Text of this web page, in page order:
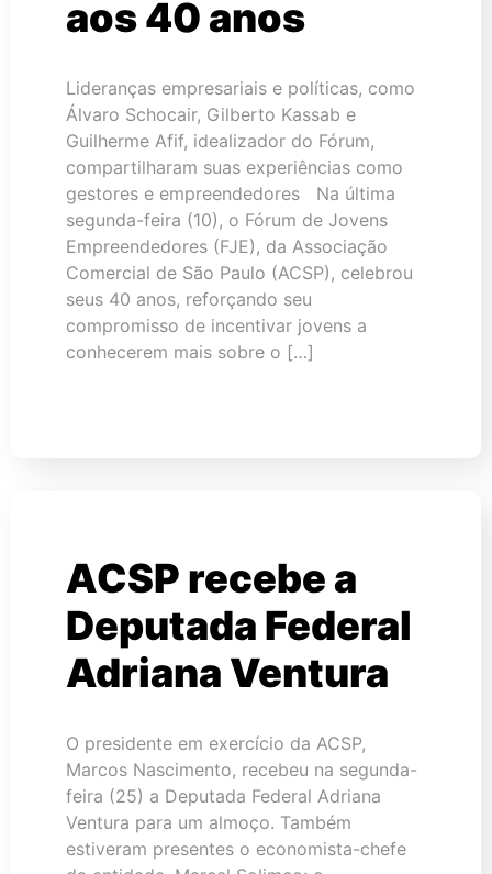
aos 40 anos
Lideranças empresariais e políticas, como
Álvaro Schocair, Gilberto Kassab e
Guilherme Afif, idealizador do Fórum,
compartilharam suas experiências como
gestores e empreendedores Na última
segunda-feira (10), o Fórum de Jovens
Empreendedores (FJE), da Associação
Comercial de São Paulo (ACSP), celebrou
seus 40 anos, reforçando seu
compromisso de incentivar jovens a
conhecerem mais sobre o […]
ACSP recebe a
Deputada Federal
Adriana Ventura
O presidente em exercício da ACSP,
Marcos Nascimento, recebeu na segunda-
feira (25) a Deputada Federal Adriana
Ventura para um almoço. Também
estiveram presentes o economista-chefe